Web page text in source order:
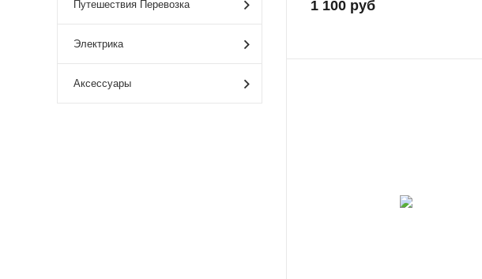
Путешествия Перевозка
Электрика
Аксессуары
1 100 руб